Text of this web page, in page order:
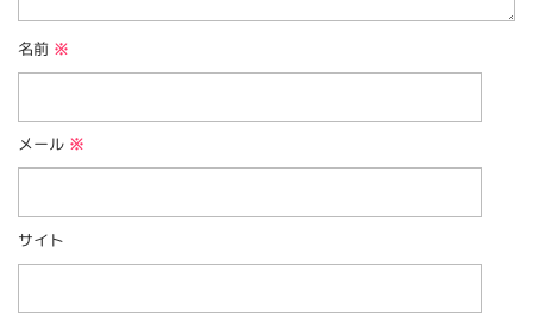
名前 ※
メール ※
サイト